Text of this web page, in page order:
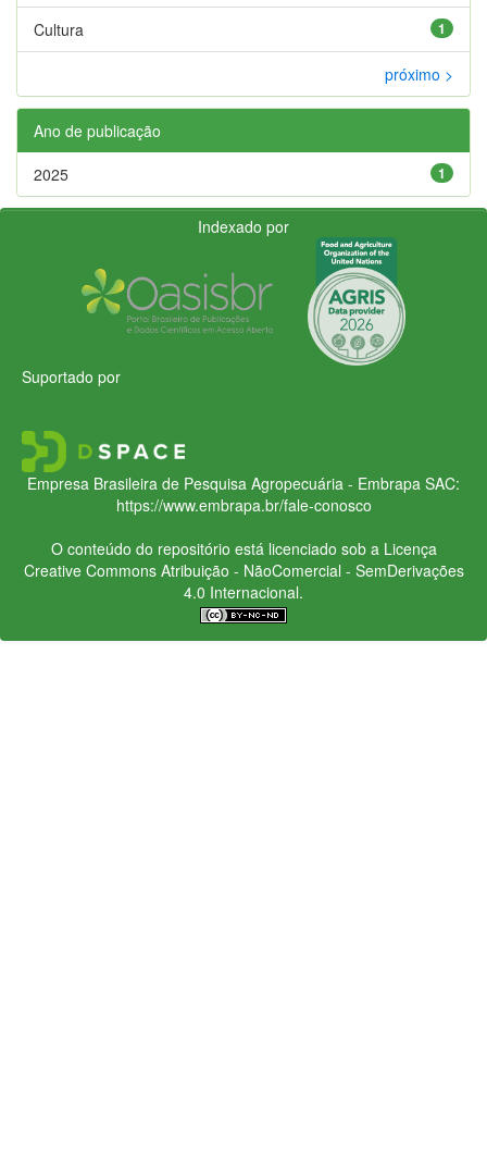
1
Cultura
próximo >
Ano de publicação
1
2025
Indexado por
Suportado por
Empresa Brasileira de Pesquisa Agropecuária - Embrapa SAC:
https://www.embrapa.br/fale-conosco
O conteúdo do repositório está licenciado sob a Licença
Creative CommonsAtribuição - NãoComercial - SemDerivações
4.0 Internacional.